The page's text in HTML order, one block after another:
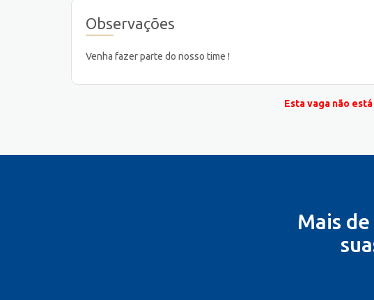
Observações
Venha fazer parte do nosso time !
Esta vaga não
Mais de